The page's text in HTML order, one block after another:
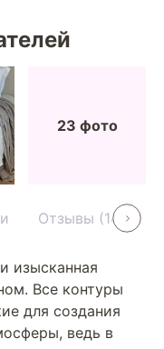
23 фото
Отзывы (14)
изысканная
Все контуры
для создания
ведь в